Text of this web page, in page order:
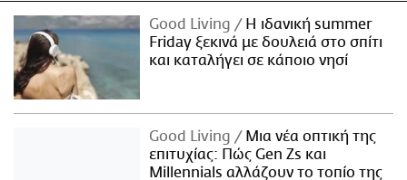
Good Living
Η ιδανική summer
Friday ξεκινά με δουλειά στο σπίτι
και καταλήγει σε κάποιο νησί
Good Living
Μια νέα οπτική της
επιτυχίας: Πώς Gen Zs και
Millennials αλλάζουν το τοπίο της